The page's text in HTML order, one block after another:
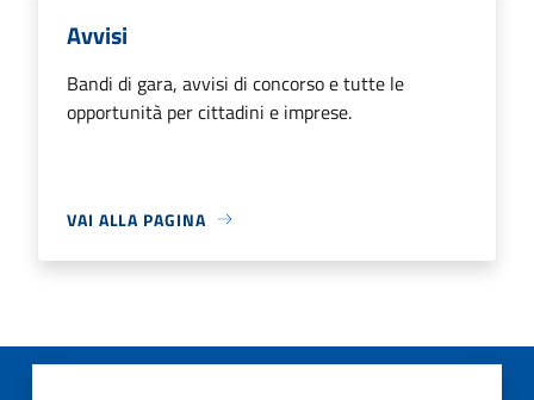
Avvisi
Bandi di gara, avvisi di concorso e tutte le
opportunità per cittadini e imprese.
VAI ALLA PAGINA